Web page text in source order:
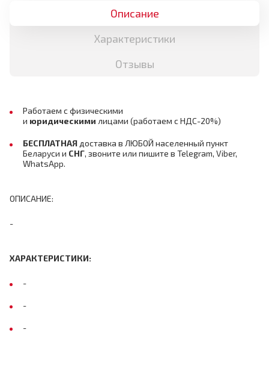
Описание
Характеристики
Отзывы
Работаем с физическими
и юридическими лицами (работаем с НДС-20%)
БЕСПЛАТНАЯ доставка в ЛЮБОЙ населенный пункт
Беларуси и СНГ, звоните или пишите в Telegram, Viber,
WhatsApp.
ОПИСАНИЕ:
-
ХАРАКТЕРИСТИКИ:
-
-
-